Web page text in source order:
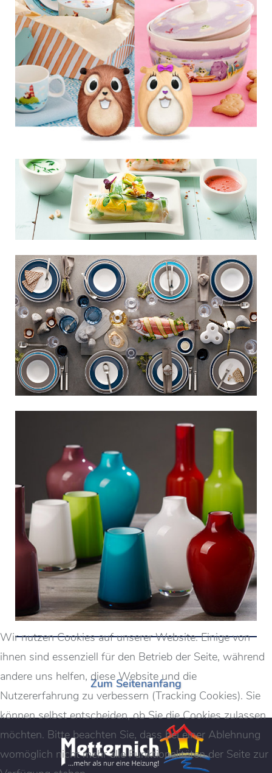
Zum Seitenanfang
Wir nutzen Cookies auf unserer Website. Einige von
ihnen sind essenziell für den Betrieb der Seite, während
andere uns helfen, diese Website und die
Nutzererfahrung zu verbessern (Tracking Cookies). Sie
können selbst entscheiden, ob Sie die Cookies zulassen
möchten. Bitte beachten Sie, dass bei einer Ablehnung
womöglich nicht mehr alle Funktionalitäten der Seite zur